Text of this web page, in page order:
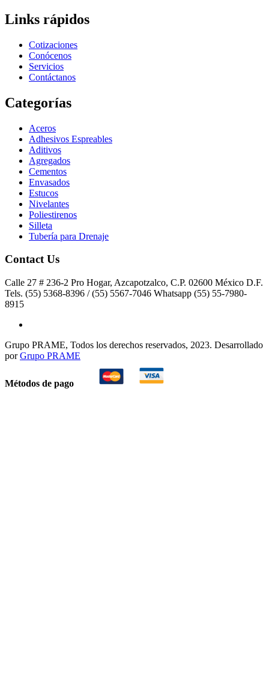
Links rápidos
Cotizaciones
Conócenos
Servicios
Contáctanos
Categorías
Aceros
Adhesivos Espreables
Aditivos
Agregados
Cementos
Envasados
Estucos
Nivelantes
Poliestirenos
Silleta
Tubería para Drenaje
Contact Us
Calle 27 # 236-2 Pro Hogar, Azcapotzalco, C.P. 02600 México D.F.
Tels. (55) 5368-8396 / (55) 5567-7046 Whatsapp (55) 55-7980-
8915
Grupo PRAME, Todos los derechos reservados, 2023. Desarrollado
porGrupo PRAME
Métodos de pago